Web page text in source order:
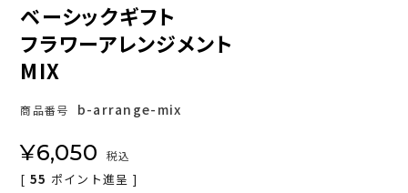
ベーシックギフト
フラワーアレンジメント
MIX
商品番号 b-arrange-mix
¥6,050 税込
[ 55 ポイント進呈 ]